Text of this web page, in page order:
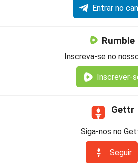
Entrar no
Rumble
Inscreva-se no
Inscrever-
Gettr
Siga-nos no
Seguir